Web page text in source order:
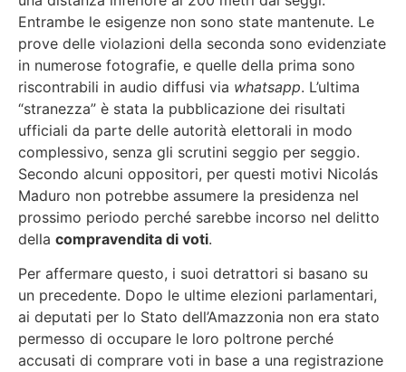
Entrambe le esigenze non sono state mantenute. Le
prove delle violazioni della seconda sono evidenziate
in numerose fotografie, e quelle della prima sono
riscontrabili in audio diffusi via whatsapp. L’ultima
“stranezza” è stata la pubblicazione dei risultati
ufficiali da parte delle autorità elettorali in modo
complessivo, senza gli scrutini seggio per seggio.
Secondo alcuni oppositori, per questi motivi Nicolás
Maduro non potrebbe assumere la presidenza nel
prossimo periodo perché sarebbe incorso nel delitto
della compravendita di voti.
Per affermare questo, i suoi detrattori si basano su
un precedente. Dopo le ultime elezioni parlamentari,
ai deputati per lo Stato dell’Amazzonia non era stato
permesso di occupare le loro poltrone perché
accusati di comprare voti in base a una registrazione